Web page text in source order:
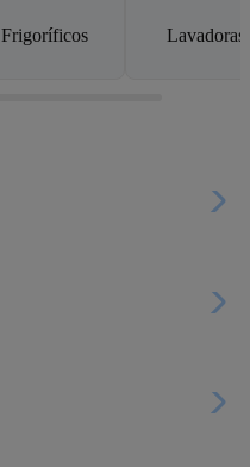
Frigoríficos Lavadoras